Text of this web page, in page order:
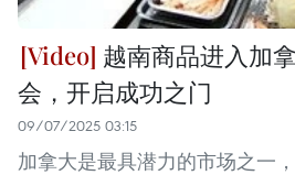
越南商品进入加
会，开启成功之门
09/07/2025 03:15
加拿大是最具潜力的市场之一